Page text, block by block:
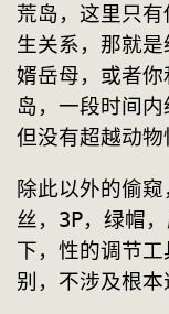
荒岛，这里只
生关系，那就
婿岳母，或者
岛，一段时间内
但没有超越动物
除此以外的偷
丝，3P，绿帽
下，性的调节
别，不涉及根本